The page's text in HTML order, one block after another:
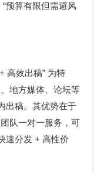
“预算有限但需避风
+高效出稿” 为特
地方媒体、论坛等
出稿。其优势在于
队一对一服务，可
速分发+高性价